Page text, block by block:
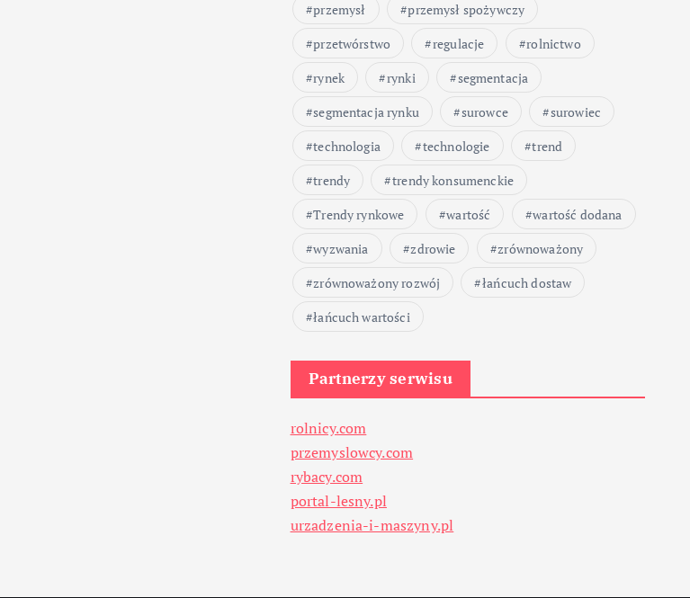
przemysł
przemysł spożywczy
przetwórstwo
regulacje
rolnictwo
rynek
rynki
segmentacja
segmentacja rynku
surowce
surowiec
technologia
technologie
trend
trendy
trendy konsumenckie
Trendy rynkowe
wartość
wartość dodana
wyzwania
zdrowie
zrównoważony
zrównoważony rozwój
łańcuch dostaw
łańcuch wartości
Partnerzy serwisu
rolnicy.com
przemyslowcy.com
rybacy.com
portal-lesny.pl
urzadzenia-i-maszyny.pl